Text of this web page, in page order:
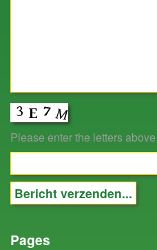
Please enter the letters
Pages